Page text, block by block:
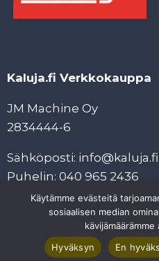
Kaluja.fi Verkkokauppa
JM Machine Oy
2834444-6
Sähköposti: info@kaluja.fi
Puhelin: 040 965 2436
Tietosuojaseloste
Tilaus- ja maksuehdot
Käytämme evästeitä
sosiaalisen median
Hyväksyn
En